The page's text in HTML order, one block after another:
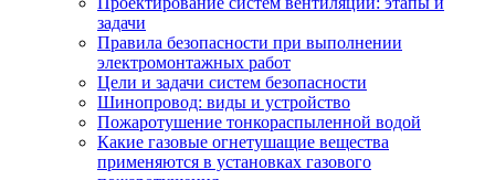
задачи
Правила безопасности при выполнении
электромонтажных работ
Цели и задачи систем безопасности
Шинопровод: виды и устройство
Пожаротушение тонкораспыленной водой
Какие газовые огнетушащие вещества
применяются в установках газового